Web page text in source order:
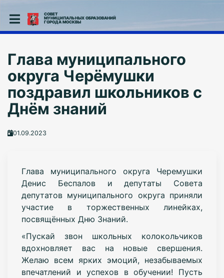
СОВЕТ
МУНИЦИПАЛЬНЫХ ОБРАЗОВАНИЙ
ГОРОДА МОСКВЫ
Глава муниципального
округа Черёмушки
поздравил школьников с
Днём знаний
01.09.2023
Глава муниципального округа Черемушки
Денис Беспалов и депутаты Совета
депутатов муниципального округа приняли
участие в торжественных линейках,
посвящённых Дню Знаний.
«Пускай звон школьных колокольчиков
вдохновляет вас на новые свершения.
Желаю всем ярких эмоций, незабываемых
впечатлений и успехов в обучении! Пусть